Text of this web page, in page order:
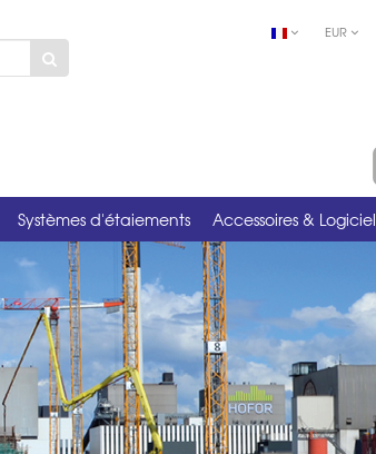
EUR
Systèmes d'étaiements Accessoires & Logiciel